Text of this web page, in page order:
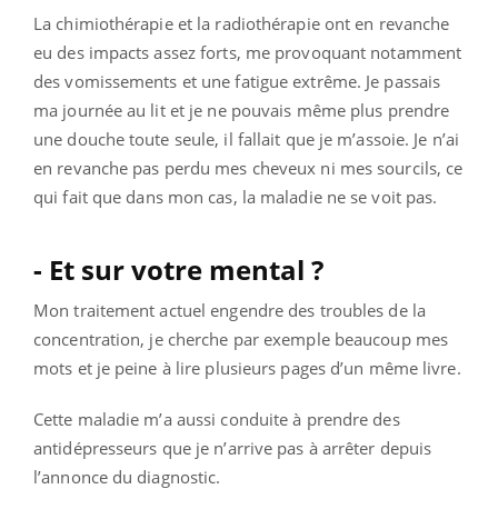
La chimiothérapie et la radiothérapie ont en revanche
eu des impacts assez forts, me provoquant notamment
des vomissements et une fatigue extrême. Je passais
ma journée au lit et je ne pouvais même plus prendre
une douche toute seule, il fallait que je m’assoie. Je n’ai
en revanche pas perdu mes cheveux ni mes sourcils, ce
qui fait que dans mon cas, la maladie ne se voit pas.
- Et sur votre mental ?
Mon traitement actuel engendre des troubles de la
concentration, je cherche par exemple beaucoup mes
mots et je peine à lire plusieurs pages d’un même livre.
Cette maladie m’a aussi conduite à prendre des
antidépresseurs que je n’arrive pas à arrêter depuis
l’annonce du diagnostic.